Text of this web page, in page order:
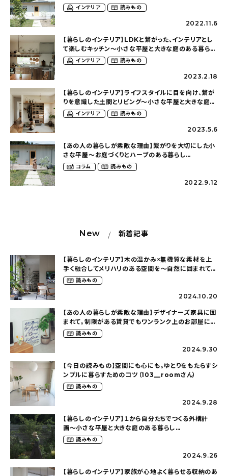
きな庭のある暮らし（hikaniwaさん）
インテリア 読みもの
2022.11.6
【暮らしのインテリア】LDKと繋がった、インテリアとし
て楽しむキッチン〜小さな平屋と大きな庭のある暮らし
（hikaniwaさん）
インテリア 読みもの
2023.2.18
【暮らしのインテリア】ライフスタイルに目を向け、繋が
りを意識した土間とリビング〜小さな平屋と大きな庭の
ある暮らし（hikaniwaさん）
インテリア 読みもの
2023.5.6
【あの人の暮らしが素敵な理由】繋がりを大切にした小
さな平屋〜お庭づくりとハーブのある暮らし
（hikaniwaさん）
コラム 読みもの
2022.9.12
New 新着記事
【暮らしのインテリア】木の温かみ×無機質な素材を上
手く融合してメリハリのある空間を〜自然に囲まれて暮
らす（ki_no_ieさん）
読みもの
2024.10.20
【あの人の暮らしが素敵な理由】デザイナーズ家具に囲
まれて。制限がある賃貸でもワンランク上のお部屋に〜
狭くても好きな暮らしのこと（_____chika708さん）
読みもの
2024.9.30
【今日の読みもの】空間にも心にも。ゆとりをもたらすシ
ンプルに暮らすためのコツ（103__roomさん）
読みもの
2024.9.28
【暮らしのインテリア】１から自分たちでつくる外構計
画〜小さな平屋と大きな庭のある暮らし
（tsumikiniwaさん）
読みもの
2024.9.26
【暮らしのインテリア】家族が心地よく暮らせる収納のあ